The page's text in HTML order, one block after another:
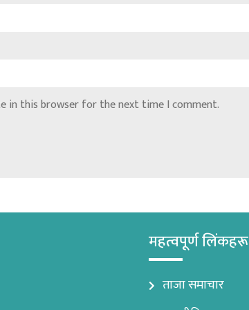
in this browser for the next time I comment.
महत्वपूर्ण लिंकहरू
ताजा समाचार